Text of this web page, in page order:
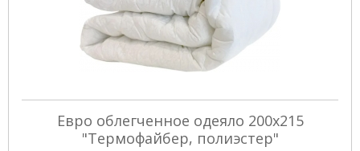
Евро облегченное одеяло 200х215
"Термофайбер, полиэстер"